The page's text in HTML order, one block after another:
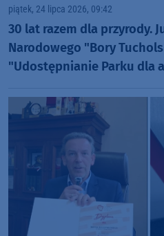
piątek, 24 lipca 2026, 09:42
30 lat razem dla przyrody.
Narodowego "Bory
"Udostępnianie Parku dla